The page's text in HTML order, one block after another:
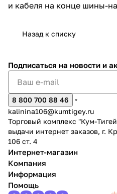
и кабеля на конце шины-
Назад к списку
Подписаться на новости и
8 800 700 88 46
kalinina106@kumtigey.ru
Торговый комплекс "Кум-
выдачи интернет заказов, г.
106 ст. 4
Интернет-магазин
Компания
Информация
Помощь
недели